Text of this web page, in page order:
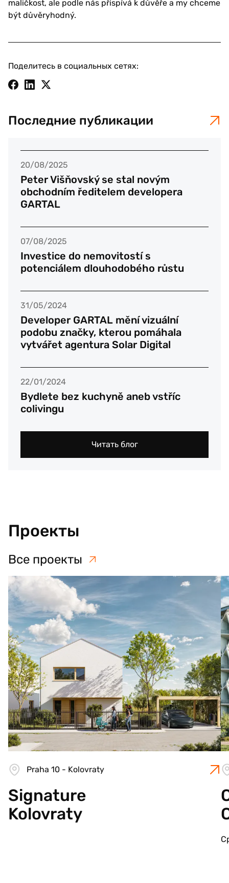
maličkost, ale podle nás přispívá k důvěře a my chceme
být důvěryhodný.
Поделитесь в социальных сетях:
Последние публикации
20/08/2025
Peter Višňovský se stal novým
obchodním ředitelem developera
GARTAL
07/08/2025
Investice do nemovitostí s
potenciálem dlouhodobého růstu
31/05/2024
Developer GARTAL mění vizuální
podobu značky, kterou pomáhala
vytvářet agentura Solar Digital
22/01/2024
Bydlete bez kuchyně aneb vstříc
colivingu
Читать блог
Проекты
Все проекты
Praha 10 - Kolovraty
Signature
Kolovraty